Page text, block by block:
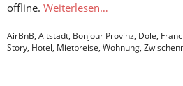
offline. Weiterlesen…
AirBnB, Altstadt, Bonjour Provinz, Dole,
Story, Hotel, Mietpreise, Wohnung,